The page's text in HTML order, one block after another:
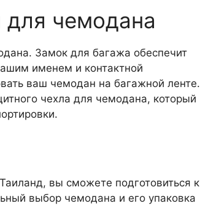
чемодана
Замок для багажа обеспечит
именем и контактной
ваш чемодан на багажной ленте.
чехла для чемодана, который
вы сможете подготовиться к
выбор чемодана и его упаковка